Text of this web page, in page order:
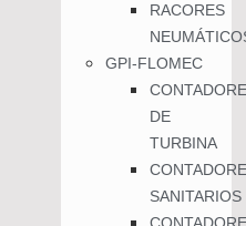
RACORES
GPI-FLOMEC
DE
TURBINA
SANITARIOS